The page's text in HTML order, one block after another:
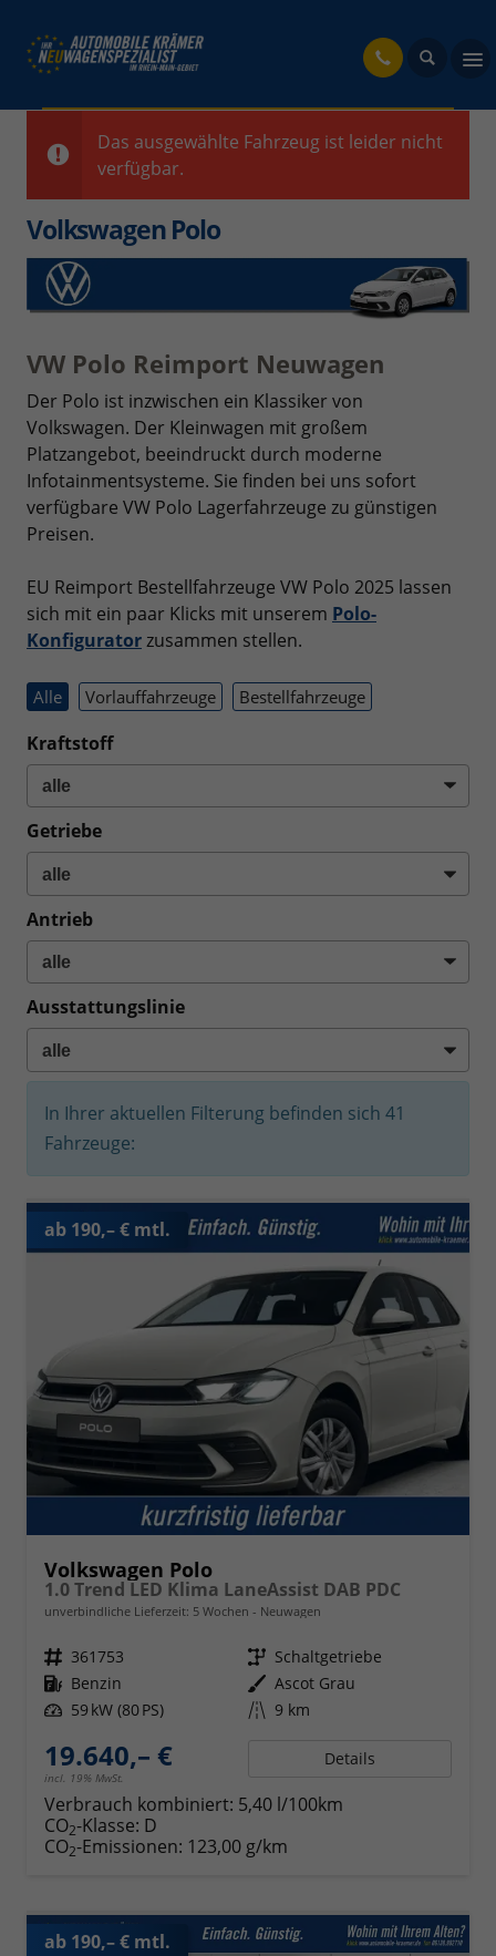
Das ausgewählte Fahrzeug ist leider nicht
verfügbar.
Volkswagen Polo
VW Polo Reimport Neuwagen
Der Polo ist inzwischen ein Klassiker von
Volkswagen. Der Kleinwagen mit großem
Platzangebot, beeindruckt durch moderne
Infotainmentsysteme. Sie finden bei uns sofort
verfügbare VW Polo Lagerfahrzeuge zu günstigen
Preisen.
EU Reimport Bestellfahrzeuge VW Polo 2025 lassen
sich mit ein paar Klicks mit unserem Polo-
Konfiguratorzusammen stellen.
Alle Vorlauffahrzeuge Bestellfahrzeuge
Kraftstoff
Getriebe
Antrieb
Ausstattungslinie
In Ihrer aktuellen Filterung befinden sich 41
Fahrzeuge:
ab 190,– € mtl.
Volkswagen Polo
1.0 Trend LED Klima LaneAssist DAB PDC
unverbindliche Lieferzeit: 5 Wochen Neuwagen
Fahrzeugnr. 361753 Getriebe Schaltgetriebe
Kraftstoff Benzin Außenfarbe Ascot Grau
Leistung 59 kW (80 PS) Kilometerstand 9 km
19.640,– €
incl. 19% MwSt.
Details
Verbrauch kombiniert: 5,40 l/100km
CO2-Klasse: D
CO2-Emissionen: 123,00 g/km
ab 190,– € mtl.